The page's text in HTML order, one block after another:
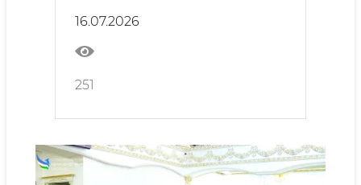
16.07.2026
251